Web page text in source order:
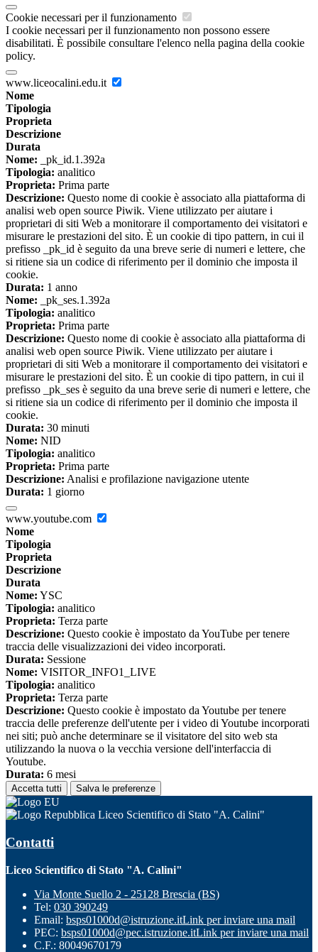
Cookie necessari per il funzionamento
I cookie necessari per il funzionamento non possono essere
disabilitati. È possibile consultare l'elenco nella pagina della cookie
policy.
www.liceocalini.edu.it
Nome
Tipologia
Proprieta
Descrizione
Durata
Nome: _pk_id.1.392a
Tipologia: analitico
Proprieta: Prima parte
Descrizione: Questo nome di cookie è associato alla piattaforma di
analisi web open source Piwik. Viene utilizzato per aiutare i
proprietari di siti Web a monitorare il comportamento dei visitatori e
misurare le prestazioni del sito. È un cookie di tipo pattern, in cui il
prefisso _pk_id è seguito da una breve serie di numeri e lettere, che
si ritiene sia un codice di riferimento per il dominio che imposta il
cookie.
Durata: 1 anno
Nome: _pk_ses.1.392a
Tipologia: analitico
Proprieta: Prima parte
Descrizione: Questo nome di cookie è associato alla piattaforma di
analisi web open source Piwik. Viene utilizzato per aiutare i
proprietari di siti Web a monitorare il comportamento dei visitatori e
misurare le prestazioni del sito. È un cookie di tipo pattern, in cui il
prefisso _pk_ses è seguito da una breve serie di numeri e lettere, che
si ritiene sia un codice di riferimento per il dominio che imposta il
cookie.
Durata: 30 minuti
Nome: NID
Tipologia: analitico
Proprieta: Prima parte
Descrizione: Analisi e profilazione navigazione utente
Durata: 1 giorno
www.youtube.com
Nome
Tipologia
Proprieta
Descrizione
Durata
Nome: YSC
Tipologia: analitico
Proprieta: Terza parte
Descrizione: Questo cookie è impostato da YouTube per tenere
traccia delle visualizzazioni dei video incorporati.
Durata: Sessione
Nome: VISITOR_INFO1_LIVE
Tipologia: analitico
Proprieta: Terza parte
Descrizione: Questo cookie è impostato da Youtube per tenere
traccia delle preferenze dell'utente per i video di Youtube incorporati
nei siti; può anche determinare se il visitatore del sito web sta
utilizzando la nuova o la vecchia versione dell'interfaccia di
Youtube.
Durata: 6 mesi
Accetta tutti Salva le preferenze
Liceo Scientifico di Stato "A. Calini"
Contatti
Liceo Scientifico di Stato "A. Calini"
Via Monte Suello 2 - 25128 Brescia (BS)
Tel: 030 390249
Email: bsps01000d@istruzione.itLink per inviare una mail
PEC: bsps01000d@pec.istruzione.itLink per inviare una mail
C.F.: 80049670179